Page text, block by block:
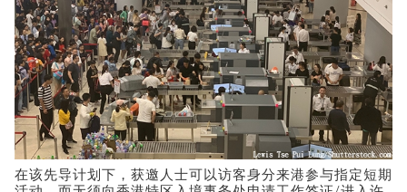
在该先导计划下，获邀人士可以访客身分来港参与指定短期